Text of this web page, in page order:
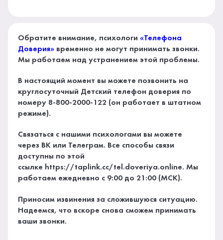
Обратите внимание, психологи«Телефона
Доверия» временно не могут принимать звонки.
Мы работаем над устранением этой проблемы.
В настоящий момент вы можете позвонить на
круглосуточный Детский телефон доверия по
номеру 8-800-2000-122 (он работает в штатном
режиме).
Связаться с нашими психологами вы можете
через ВК или Телеграм. Все способы связи
доступны по этой
ссылке https://taplink.cc/tel.doveriya.online. Мы
работаем ежедневно с 9:00 до 21:00 (МСК).
Приносим извинения за сложившуюся ситуацию.
Надеемся, что вскоре снова сможем принимать
ваши звонки.